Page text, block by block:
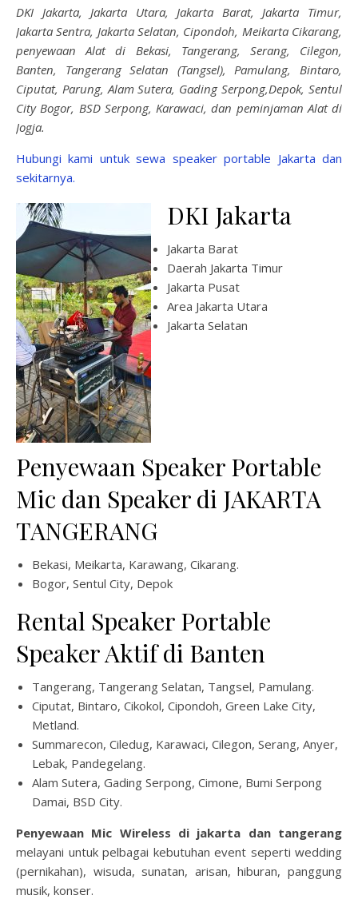
DKI Jakarta, Jakarta Utara, Jakarta Barat, Jakarta Timur,
Jakarta Sentra, Jakarta Selatan, Cipondoh, Meikarta Cikarang,
penyewaan Alat di Bekasi, Tangerang, Serang, Cilegon,
Banten, Tangerang Selatan (Tangsel), Pamulang, Bintaro,
Ciputat, Parung, Alam Sutera, Gading Serpong,Depok, Sentul
City Bogor, BSD Serpong, Karawaci, dan peminjaman Alat di
Jogja.
Hubungi kami untuk sewa speaker portable Jakarta dan
sekitarnya.
DKI Jakarta
Jakarta Barat
Daerah Jakarta Timur
Jakarta Pusat
Area Jakarta Utara
Jakarta Selatan
Penyewaan Speaker Portable
Mic dan Speaker di JAKARTA
TANGERANG
Bekasi, Meikarta, Karawang, Cikarang.
Bogor, Sentul City, Depok
Rental Speaker Portable
Speaker Aktif di Banten
Tangerang, Tangerang Selatan, Tangsel, Pamulang.
Ciputat, Bintaro, Cikokol, Cipondoh, Green Lake City,
Metland.
Summarecon, Ciledug, Karawaci, Cilegon, Serang, Anyer,
Lebak, Pandegelang.
Alam Sutera, Gading Serpong, Cimone, Bumi Serpong
Damai, BSD City.
Penyewaan Mic Wireless di jakarta dan tangerang
melayani untuk pelbagai kebutuhan event seperti wedding
(pernikahan), wisuda, sunatan, arisan, hiburan, panggung
musik, konser.